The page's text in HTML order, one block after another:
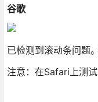
谷歌
已检测到滚动条问题
注意：在Safari上测